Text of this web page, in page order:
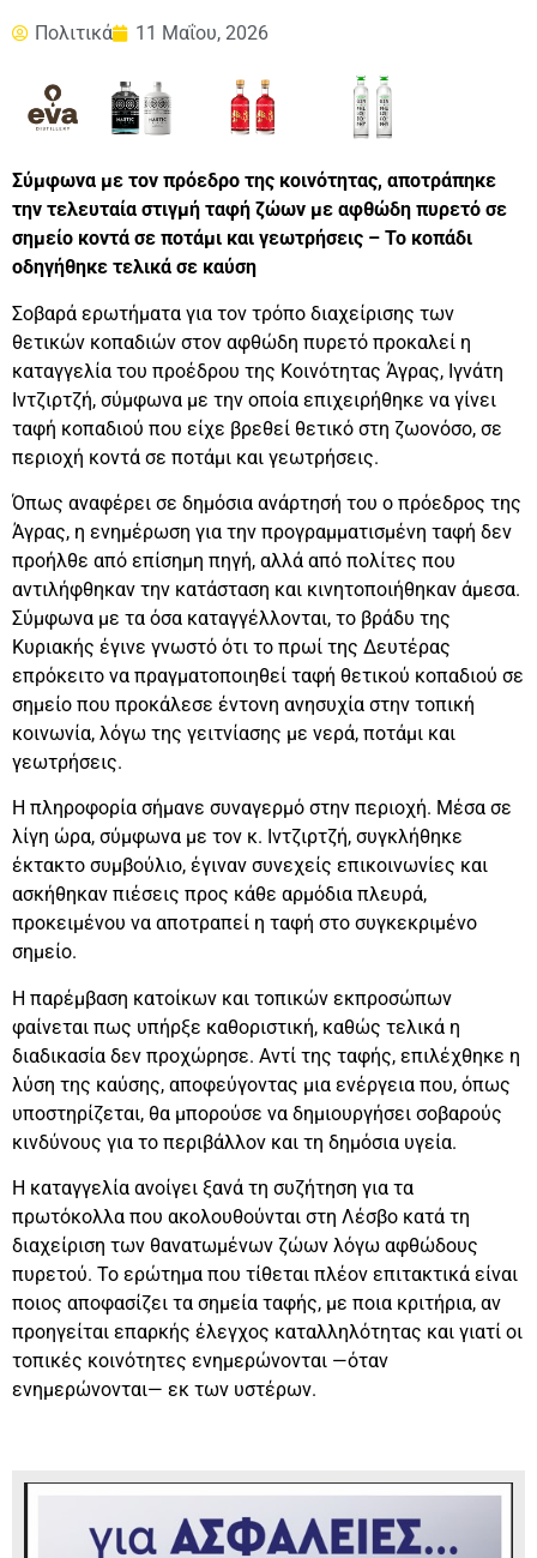
Πολιτικά 11 Μαΐου, 2026
Σύμφωνα με τον πρόεδρο της κοινότητας, αποτράπηκε
την τελευταία στιγμή ταφή ζώων με αφθώδη πυρετό σε
σημείο κοντά σε ποτάμι και γεωτρήσεις – Το κοπάδι
οδηγήθηκε τελικά σε καύση
Σοβαρά ερωτήματα για τον τρόπο διαχείρισης των
θετικών κοπαδιών στον αφθώδη πυρετό προκαλεί η
καταγγελία του προέδρου της Κοινότητας Άγρας, Ιγνάτη
Ιντζιρτζή, σύμφωνα με την οποία επιχειρήθηκε να γίνει
ταφή κοπαδιού που είχε βρεθεί θετικό στη ζωονόσο, σε
περιοχή κοντά σε ποτάμι και γεωτρήσεις.
Όπως αναφέρει σε δημόσια ανάρτησή του ο πρόεδρος της
Άγρας, η ενημέρωση για την προγραμματισμένη ταφή δεν
προήλθε από επίσημη πηγή, αλλά από πολίτες που
αντιλήφθηκαν την κατάσταση και κινητοποιήθηκαν άμεσα.
Σύμφωνα με τα όσα καταγγέλλονται, το βράδυ της
Κυριακής έγινε γνωστό ότι το πρωί της Δευτέρας
επρόκειτο να πραγματοποιηθεί ταφή θετικού κοπαδιού σε
σημείο που προκάλεσε έντονη ανησυχία στην τοπική
κοινωνία, λόγω της γειτνίασης με νερά, ποτάμι και
γεωτρήσεις.
Η πληροφορία σήμανε συναγερμό στην περιοχή. Μέσα σε
λίγη ώρα, σύμφωνα με τον κ. Ιντζιρτζή, συγκλήθηκε
έκτακτο συμβούλιο, έγιναν συνεχείς επικοινωνίες και
ασκήθηκαν πιέσεις προς κάθε αρμόδια πλευρά,
προκειμένου να αποτραπεί η ταφή στο συγκεκριμένο
σημείο.
Η παρέμβαση κατοίκων και τοπικών εκπροσώπων
φαίνεται πως υπήρξε καθοριστική, καθώς τελικά η
διαδικασία δεν προχώρησε. Αντί της ταφής, επιλέχθηκε η
λύση της καύσης, αποφεύγοντας μια ενέργεια που, όπως
υποστηρίζεται, θα μπορούσε να δημιουργήσει σοβαρούς
κινδύνους για το περιβάλλον και τη δημόσια υγεία.
Η καταγγελία ανοίγει ξανά τη συζήτηση για τα
πρωτόκολλα που ακολουθούνται στη Λέσβο κατά τη
διαχείριση των θανατωμένων ζώων λόγω αφθώδους
πυρετού. Το ερώτημα που τίθεται πλέον επιτακτικά είναι
ποιος αποφασίζει τα σημεία ταφής, με ποια κριτήρια, αν
προηγείται επαρκής έλεγχος καταλληλότητας και γιατί οι
τοπικές κοινότητες ενημερώνονται —όταν
ενημερώνονται— εκ των υστέρων.